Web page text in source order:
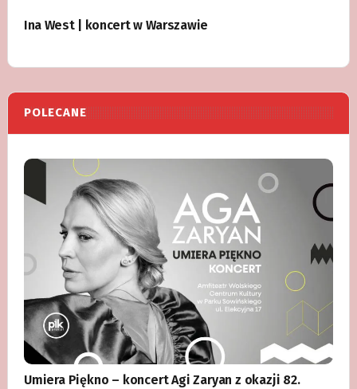
Ina West | koncert w Warszawie
POLECANE
Umiera Piękno – koncert Agi Zaryan z okazji 82.